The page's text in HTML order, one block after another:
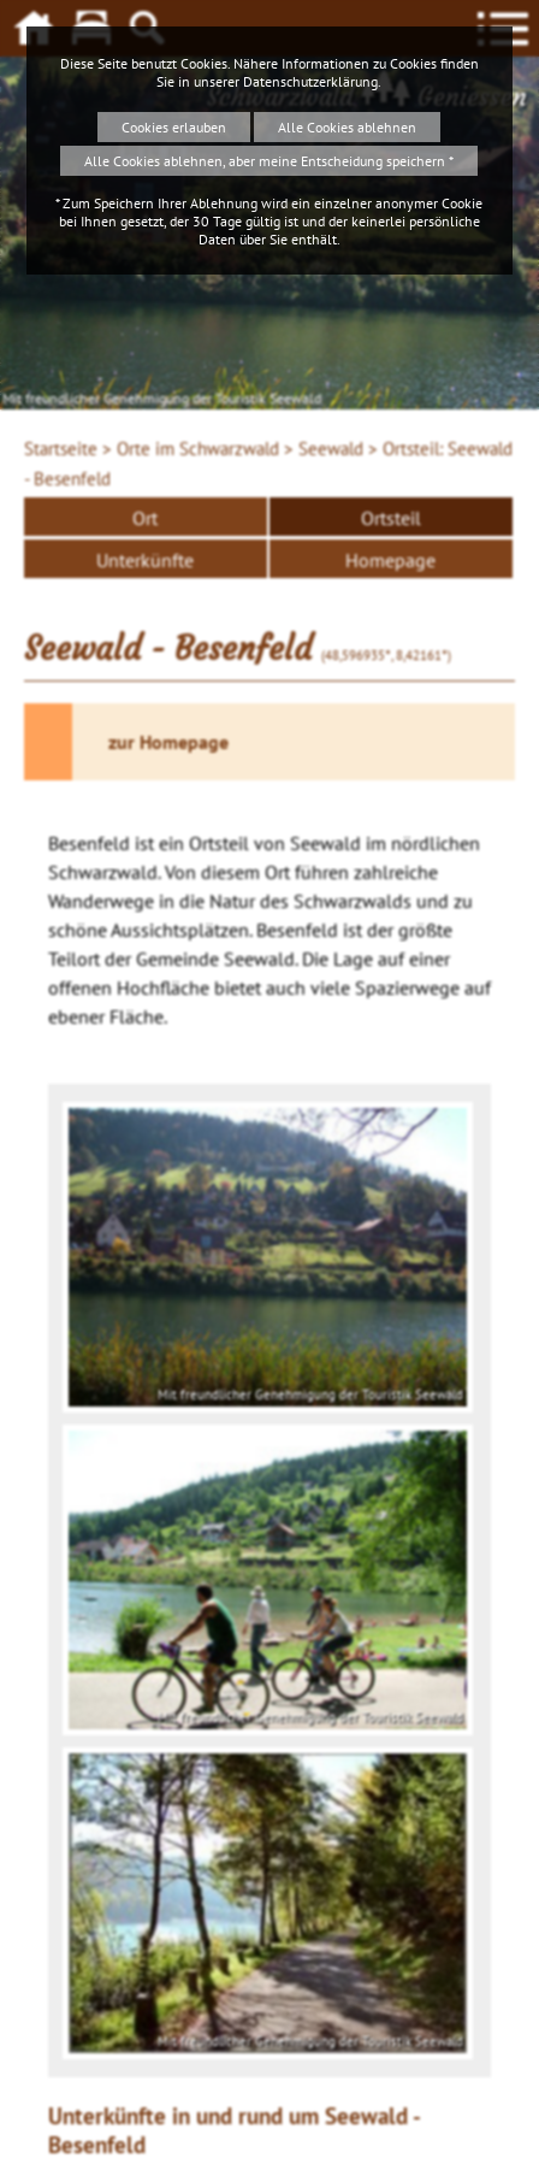
Schwarzwald Geniessen
Mit freundlicher Genehmigung der Touristik Seewald
Startseite > Orte im Schwarzwald > Seewald >Ortsteil: Seewald
- Besenfeld
Ort
Ortsteil
Unterkünfte
Homepage
Seewald - Besenfeld(48,596935°, 8,42161°)
zur Homepage
Besenfeld ist ein Ortsteil von Seewald im nördlichen
Schwarzwald. Von diesem Ort führen zahlreiche
Wanderwege in die Natur des Schwarzwalds und zu
schöne Aussichtsplätzen. Besenfeld ist der größte
Teilort der Gemeinde Seewald. Die Lage auf einer
offenen Hochfläche bietet auch viele Spazierwege auf
ebener Fläche.
Mit freundlicher Genehmigung der Touristik Seewald
Mit freundlicher Genehmigung der Touristik Seewald
Mit freundlicher Genehmigung der Touristik Seewald
Unterkünfte in und rund um Seewald -
Besenfeld
Diese Seite benutzt Cookies. Nähere Informationen zu Cookies finden
Sie in unserer Datenschutzerklärung.
Cookies erlauben
Alle Cookies ablehnen
Alle Cookies ablehnen, aber meine Entscheidung speichern *
* Zum Speichern Ihrer Ablehnung wird ein einzelner anonymer Cookie
bei Ihnen gesetzt, der 30 Tage gültig ist und der keinerlei persönliche
Daten über Sie enthält.